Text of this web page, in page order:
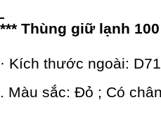
*** Thùng giữ lạnh
· Kích thước ngoài:
. Màu sắc: Đỏ ; Có